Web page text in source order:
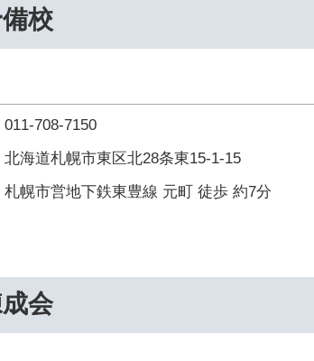
校
011-708-7150
北海道札幌市東区北28条東15-1-15
札幌市営地下鉄東豊線 元町 徒歩 約7分
会